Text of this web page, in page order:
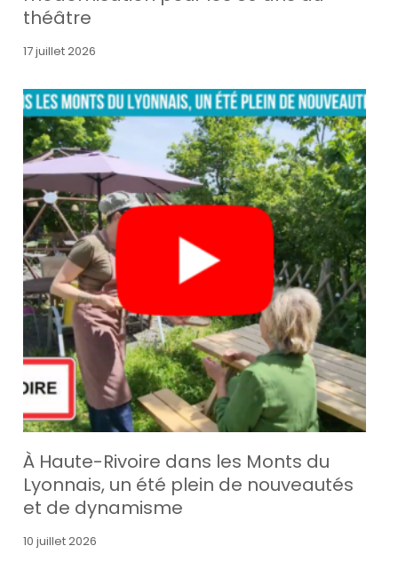
théâtre
17 juillet 2026
À Haute-Rivoire dans les Monts du
Lyonnais, un été plein de nouveautés
et de dynamisme
10 juillet 2026